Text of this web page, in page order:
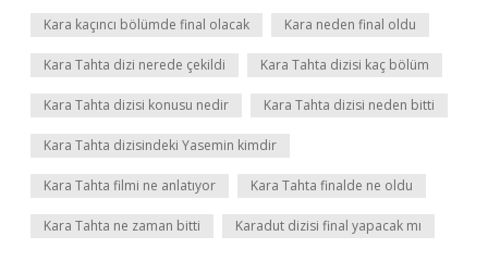
Kara kaçıncı bölümde final olacak Kara neden final oldu
Kara Tahta dizi nerede çekildi Kara Tahta dizisi kaç bölüm
Kara Tahta dizisi konusu nedir Kara Tahta dizisi neden bitti
Kara Tahta dizisindeki Yasemin kimdir
Kara Tahta filmi ne anlatıyor Kara Tahta finalde ne oldu
Kara Tahta ne zaman bitti Karadut dizisi final yapacak mı